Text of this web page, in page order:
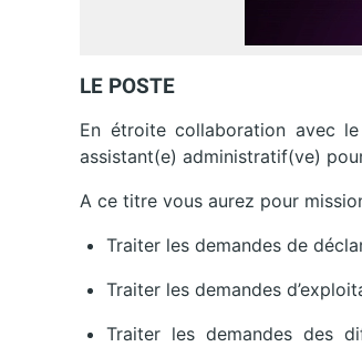
LE POSTE
En étroite collaboration avec
assistant(e) administratif(ve)
A ce titre vous aurez pour
Traiter les demandes de
Traiter les demandes
Traiter les demandes des